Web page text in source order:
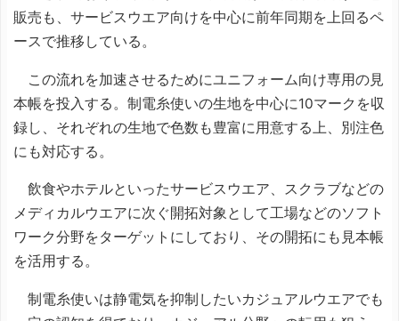
販売も、サービスウエア向けを中心に前年同期を上回るペ
ースで推移している。
この流れを加速させるためにユニフォーム向け専用の見
本帳を投入する。制電糸使いの生地を中心に10マークを収
録し、それぞれの生地で色数も豊富に用意する上、別注色
にも対応する。
飲食やホテルといったサービスウエア、スクラブなどの
メディカルウエアに次ぐ開拓対象として工場などのソフト
ワーク分野をターゲットにしており、その開拓にも見本帳
を活用する。
制電糸使いは静電気を抑制したいカジュアルウエアでも